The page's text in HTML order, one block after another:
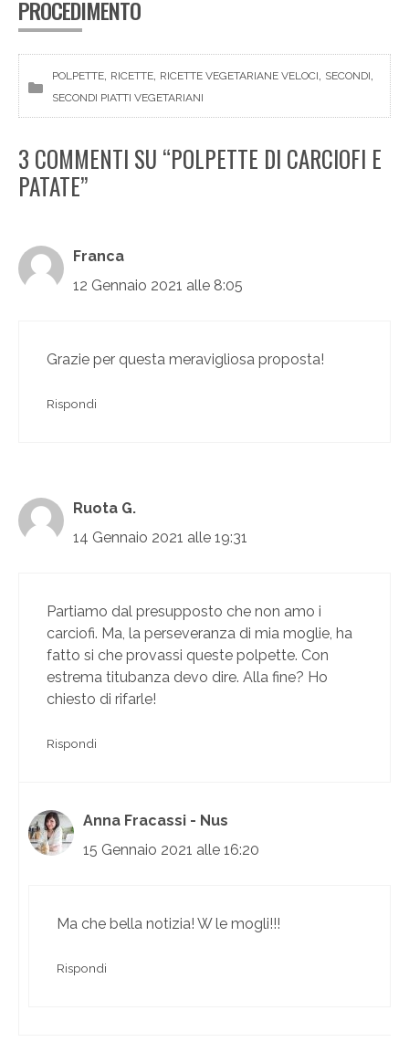
PROCEDIMENTO
POLPETTE, RICETTE, RICETTE VEGETARIANE VELOCI SECONDI
SECONDI PIATTI VEGETARIANI
3 COMMENTI SU “POLPETTE DI CARCIOFI E
PATATE”
Franca
12 Gennaio 2021 alle 8:05
Grazie per questa meravigliosa proposta!
Rispondi
Ruota G.
14 Gennaio 2021 alle 19:31
Partiamo dal presupposto che non amo i
carciofi. Ma, la perseveranza di mia moglie, ha
fatto si che provassi queste polpette. Con
estrema titubanza devo dire. Alla fine? Ho
chiesto di rifarle!
Rispondi
Anna Fracassi - Nus
15 Gennaio 2021 alle 16:20
Ma che bella notizia! W le mogli!!!
Rispondi